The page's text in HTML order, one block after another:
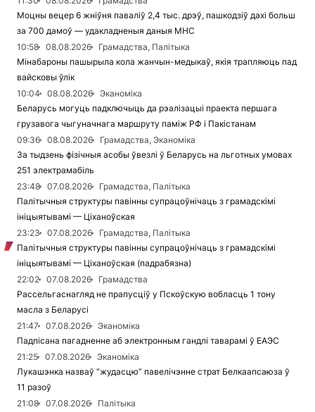
Моцны вецер 6 жніўня паваліў 2,4 тыс. дрэў, пашкодзіў дахі больш
за 700 дамоў — удакладненыя даныя МНС
10:58
08.08.2026
Грамадства, Палітыка
Мінабароны пашырыла кола жанчын-медыкаў, якія трапляюць пад
вайсковы ўлік
10:04
08.08.2026
Эканоміка
Беларусь могуць падключыць да рэалізацыі праекта першага
грузавога чыгуначнага маршруту паміж РФ і Пакістанам
09:36
08.08.2026
Грамадства, Эканоміка
За тыдзень фізічныя асобы ўвезлі ў Беларусь на льготных умовах
251 электрамабіль
23:48
07.08.2026
Грамадства, Палітыка
Палітычныя структуры павінны супрацоўнічаць з грамадскімі
ініцыятывамі — Ціханоўская
23:23
07.08.2026
Грамадства, Палітыка
Палітычныя структуры павінны супрацоўнічаць з грамадскімі
ініцыятывамі — Ціханоўская (падрабязна)
22:02
07.08.2026
Грамадства
Рассельгаснагляд не прапусціў у Пскоўскую вобласць 1 тону
масла з Беларусі
21:47
07.08.2026
Эканоміка
Падпісана пагадненне аб электронным гандлі таварамі ў ЕАЭС
21:25
07.08.2026
Эканоміка
Лукашэнка назваў “жудасцю” павелічэнне страт Белкаапсаюза ў
11 разоў
21:08
07.08.2026
Палітыка